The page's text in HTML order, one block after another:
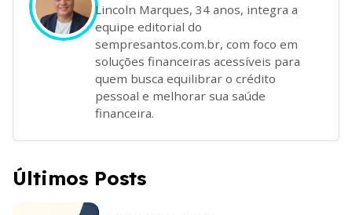
Lincoln Marques, 34 anos, integra a
equipe editorial do
sempresantos.com.br, com foco em
soluções financeiras acessíveis para
quem busca equilibrar o crédito
pessoal e melhorar sua saúde
financeira.
Últimos Posts